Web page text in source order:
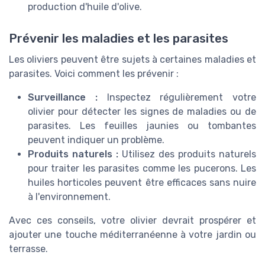
production d'huile d'olive.
Prévenir les maladies et les parasites
Les oliviers peuvent être sujets à certaines maladies et
parasites. Voici comment les prévenir :
Surveillance :Inspectez régulièrement votre
olivier pour détecter les signes de maladies ou de
parasites. Les feuilles jaunies ou tombantes
peuvent indiquer un problème.
Produits naturels : Utilisez des produits naturels
pour traiter les parasites comme les pucerons. Les
huiles horticoles peuvent être efficaces sans nuire
à l'environnement.
Avec ces conseils, votre olivier devrait prospérer et
ajouter une touche méditerranéenne à votre jardin ou
terrasse.